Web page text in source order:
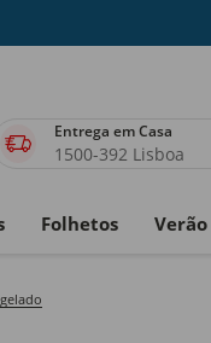
Entrega em Casa
1500-392 Lisboa
Folhetos Verão